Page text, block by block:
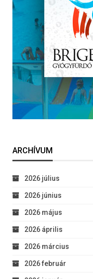
ARCHÍVUM
2026 július
2026 június
2026 május
2026 április
2026 március
2026 február